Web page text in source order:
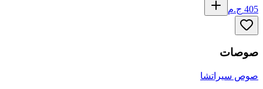
405 ج.م
صوصات
صوص سيراتشا